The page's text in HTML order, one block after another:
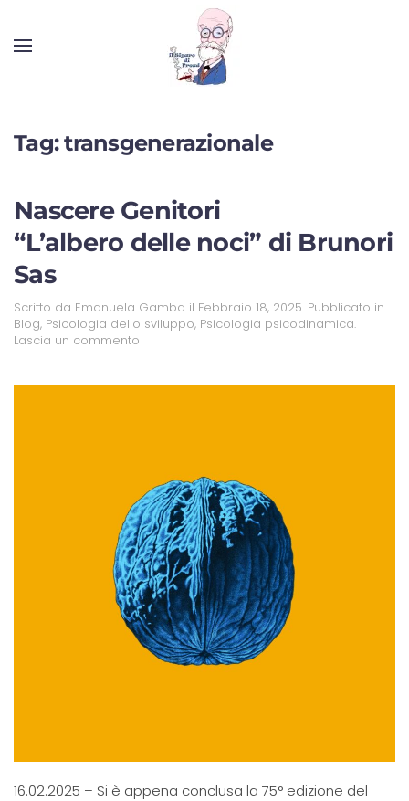
Tag:transgenerazionale
Nascere Genitori
“L’albero delle noci” di Brunori
Sas
Scritto da Emanuela Gamba il Febbraio 18, 2025. Pubblicato in
Blog, Psicologia dello sviluppo, Psicologia psicodinamica.
Lascia un commento
16.02.2025 – Si è appena conclusa la 75° edizione del